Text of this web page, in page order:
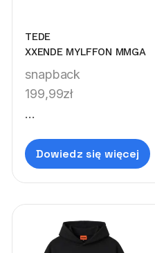
TEDE
XXENDE MYLFFON MMGA
snapback
199,99zł
...
Dowiedz się więcej